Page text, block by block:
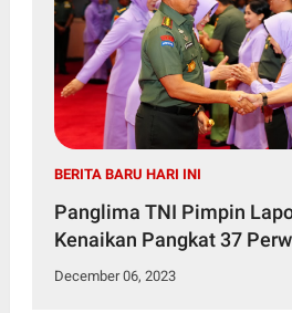
BERITA BARU HARI INI
Panglima TNI Pimpin
Kenaikan Pangkat 37
December 06, 2023